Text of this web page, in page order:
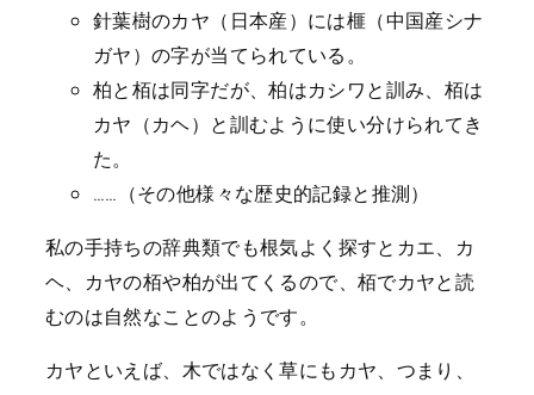
針葉樹のカヤ（日本産）には榧（中国産シナ
ガヤ）の字が当てられている。
柏と栢は同字だが、柏はカシワと訓み、栢は
カヤ（カヘ）と訓むように使い分けられてき
た。
……（その他様々な歴史的記録と推測）
私の手持ちの辞典類でも根気よく探すとカエ、カ
ヘ、カヤの栢や柏が出てくるので、栢でカヤと読
むのは自然なことのようです。
カヤといえば、木ではなく草にもカヤ、つまり、